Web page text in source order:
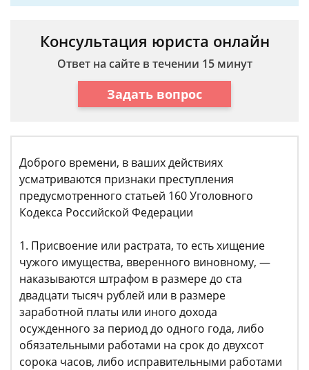
Консультация юриста онлайн
Ответ на сайте в течении 15 минут
Задать вопрос
Доброго времени, в ваших действиях
усматриваются признаки преступления
предусмотренного статьей 160 Уголовного
Кодекса Российской Федерации
1. Присвоение или растрата, то есть хищение
чужого имущества, вверенного виновному, —
наказываются штрафом в размере до ста
двадцати тысяч рублей или в размере
заработной платы или иного дохода
осужденного за период до одного года, либо
обязательными работами на срок до двухсот
сорока часов, либо исправительными работами